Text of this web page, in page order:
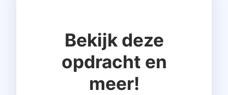
Bekijk deze
opdracht en
meer!